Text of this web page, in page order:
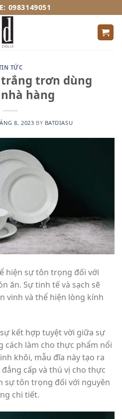
0983149051
TỨC
trắng trơn dùng
hàng
8, 2023 BY BATDIASU
hiện sự tôn trọng đối với
ăn. Sự tinh tế và sạch sẽ
vinh và thể hiện lòng kính
kết hợp tuyệt vời giữa sự
cách làm cho thực phẩm nổi
khôi, mẫu đĩa này tạo ra
cấp và thú vị cho thực
sự tôn trọng đối với nguyên
chi tiết.